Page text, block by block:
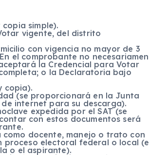
simple).
vigente, del distrito
con vigencia no mayor de 3
el comprobante no
la Credencial para Votar
o la Declaratoria bajo
copia).
(se proporcionará en la Junta
internet para su descarga).
expedida por el SAT (se
con estos documentos será
docente, manejo o trato con
electoral federal o local
o el aspirante).